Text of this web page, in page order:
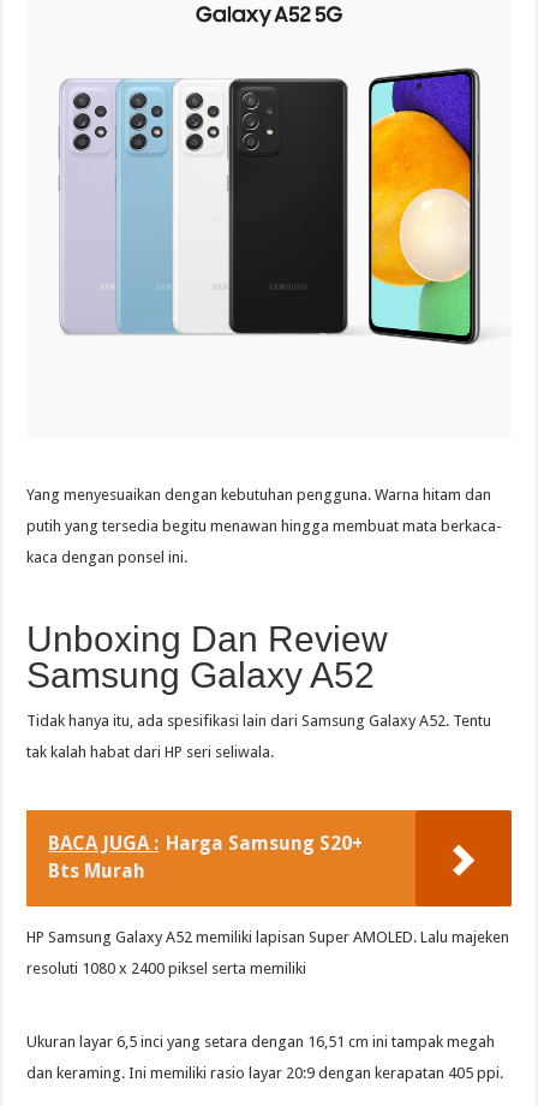
Yang menyesuaikan dengan kebutuhan pengguna. Warna hitam dan
putih yang tersedia begitu menawan hingga membuat mata berkaca-
kaca dengan ponsel ini.
Unboxing Dan Review
Samsung Galaxy A52
Tidak hanya itu, ada spesifikasi lain dari Samsung Galaxy A52. Tentu
tak kalah habat dari HP seri seliwala.
BACA JUGA : Harga Samsung S20+
Bts Murah
HP Samsung Galaxy A52 memiliki lapisan Super AMOLED. Lalu majeken
resoluti 1080 x 2400 piksel serta memiliki
Ukuran layar 6,5 inci yang setara dengan 16,51 cm ini tampak megah
dan keraming. Ini memiliki rasio layar 20:9 dengan kerapatan 405 ppi.